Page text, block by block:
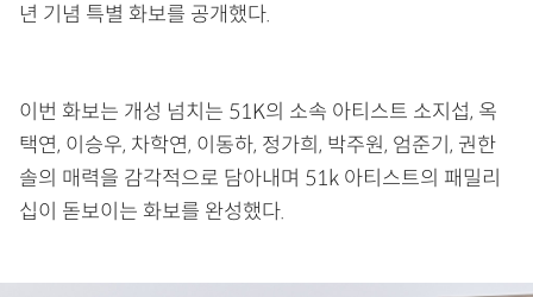
년 기념 특별 화보를 공개했다.
이번 화보는 개성 넘치는 51K의 소속 아티스트 소지섭, 옥
택연, 이승우, 차학연, 이동하, 정가희, 박주원, 엄준기, 권한
솔의 매력을 감각적으로 담아내며 51k 아티스트의 패밀리
십이 돋보이는 화보를 완성했다.